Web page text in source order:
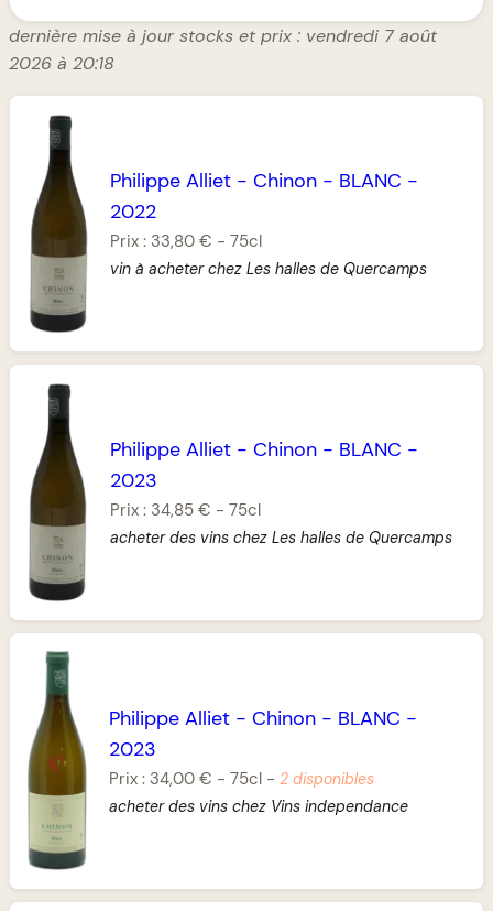
dernière mise à jour stocks et prix : vendredi 7 août
2026 à 20:18
Philippe Alliet - Chinon - BLANC -
2022
Prix : 33,80 € -75cl
vin à acheter chez Les halles de Quercamps
Philippe Alliet- Chinon- BLANC -
2023
Prix : 34,85 € - 75cl
acheter des vins chez Les halles de Quercamps
Philippe Alliet - Chinon - BLANC -
2023
Prix : 34,00 € -75cl -2 disponibles
acheter des vins chez Vins independance